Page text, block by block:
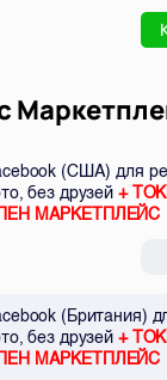
(США) для
без друзей+
МАРКЕТПЛЕЙС
(Британия)
без друзей+
МАРКЕТПЛЕЙС